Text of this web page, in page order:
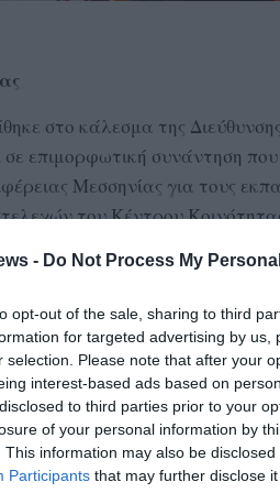
- Do Not Process My
opt-out of the sale, sharing to third
for targeted advertising by
selection. Please note that after your
interest-based ads based on
to third parties prior to your
of your personal information by
This information may also be
Participants that may further disclose
στο κάλεσμα της
επιμορφωτική συνάντηση
Μεσσηνίας για τους
του Κέντρου
κ.κ. Μαυρογιάννη Ευαγγελία,
Ραυτοπούλου Ευαγγελία,
Κοινότητας Δήμου
και εκπαίδευση των
ΚΕΝΤΡΟ ΚΟΙΝΟΤΗΤΑΣ